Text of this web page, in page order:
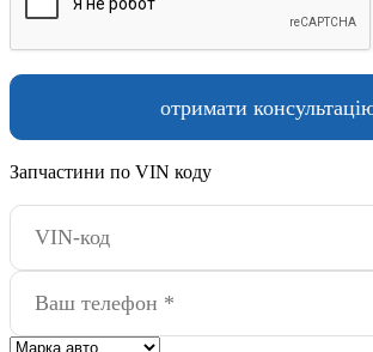
Запчастини по VIN коду